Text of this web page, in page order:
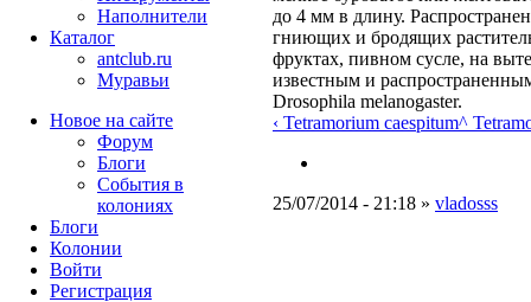
до 4 мм в длину.
гниющих и бродящих
фруктах, пивном сусле, на
известным и
Drosophila melanogaster.
‹ Tetramorium caespitum^
25/07/2014 - 21:18 » vladosss
Наполнители
Каталог
antclub.ru
Муравьи
Новое на сайте
Форум
Блоги
События в
колониях
Блоги
Колонии
Войти
Peгиcтpaция